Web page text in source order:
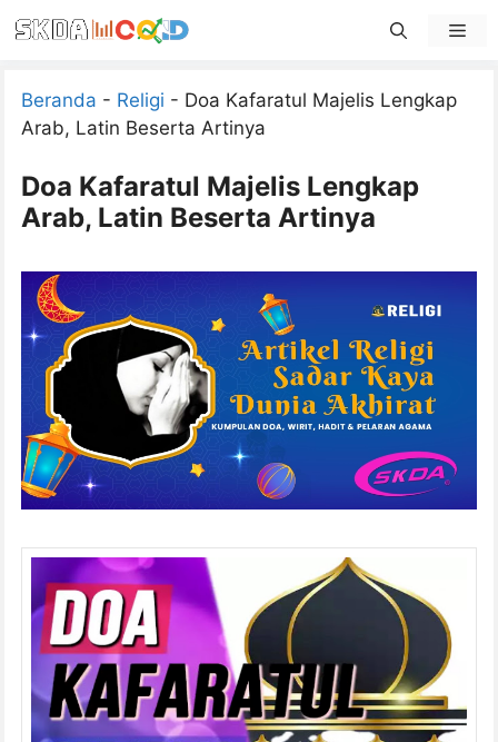
to
Beranda - Religi - Doa Kafaratul Majelis Lengkap
Arab, Latin Beserta Artinya
Doa Kafaratul Majelis Lengkap
Arab, Latin Beserta Artinya